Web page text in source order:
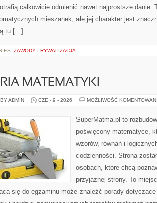
całkowicie odmienić nawet najprostsze danie.
mieszanek, ale jej charakter jest
tu […]
ZAWODY I RYWALIZACJA
MATEMATYKI
ADMIN CZE - 9 - 2026 MOŻLIWOŚĆ
SuperMatma.pl to
poświęcony matematyce,
wzorów, równań i
codzienności. Strona
osobach, które chcą
przyjaznej strony. To
się do egzaminu może znaleźć porady